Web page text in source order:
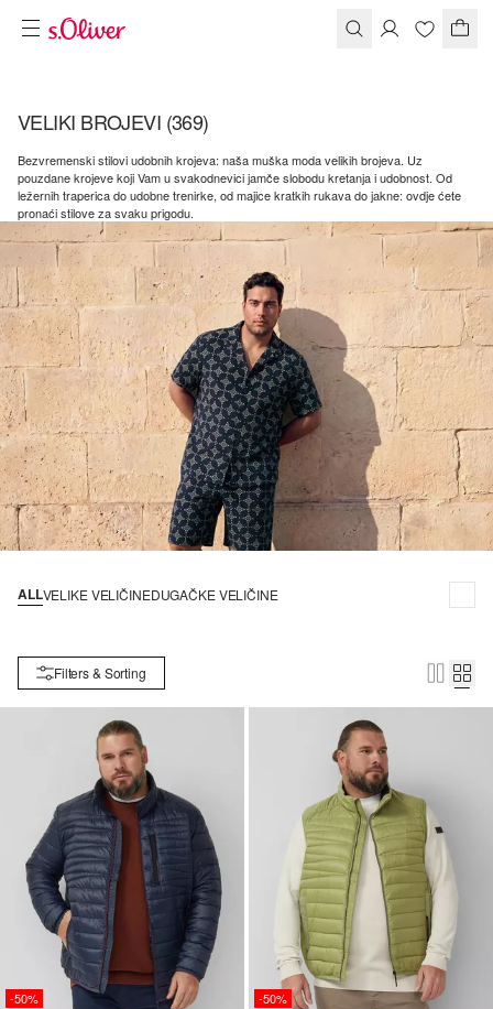
VELIKI BROJEVI (369)
Bezvremenski stilovi udobnih krojeva: naša muška moda velikih brojeva. Uz
pouzdane krojeve koji Vam u svakodnevici jamče slobodu kretanja i udobnost. Od
ležernih traperica do udobne trenirke, od majice kratkih rukava do jakne: ovdje ćete
pronaći stilove za svaku prigodu.
ALLVELIKE VELIČINEDUGAČKE VELIČINE
Filters & Sorting
-50% -50%